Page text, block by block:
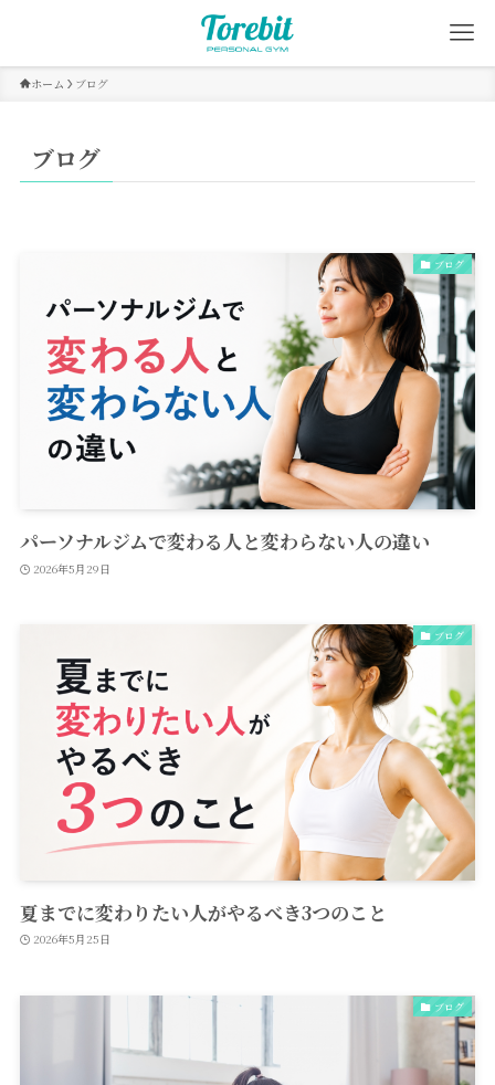
ホーム ブログ
ブログ
ブログ
パーソナルジムで変わる人と変わらない人の違い
2026年5月29日
ブログ
夏までに変わりたい人がやるべき3つのこと
2026年5月25日
ブログ